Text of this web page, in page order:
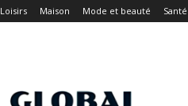
Loisirs Maison Mode et beauté Santé